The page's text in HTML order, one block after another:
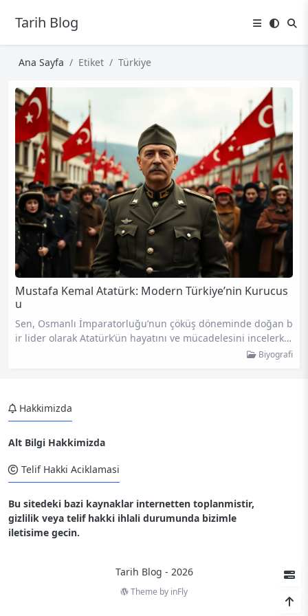
Tarih Blog
Ana Sayfa Etiket Türkiye
Mustafa Kemal Atatürk: Modern Türkiye’nin Kurucus
u
Sen, Osmanlı İmparatorluğu’nun çöküş döneminde doğan b
ir lider olarak Atatürk’ün hayatını ve mücadelesini incelerke
n, onun Kurtuluş Savaşı’ndaki kritik rolünü ve modem, laik b
rk’ün fotoğrafları, önemli tarihleri ve reformların detaylı ana
lizleri, senin…
Biyografi
Hakkimizda
Alt Bilgi Hakkimizda
Telif Hakki Aciklamasi
Bu sitedeki bazi kaynaklar internetten toplanmistir,
gizlilik veya telif hakki ihlali durumunda bizimle
iletisime gecin.
Tarih Blog - 2026
Theme by inFly